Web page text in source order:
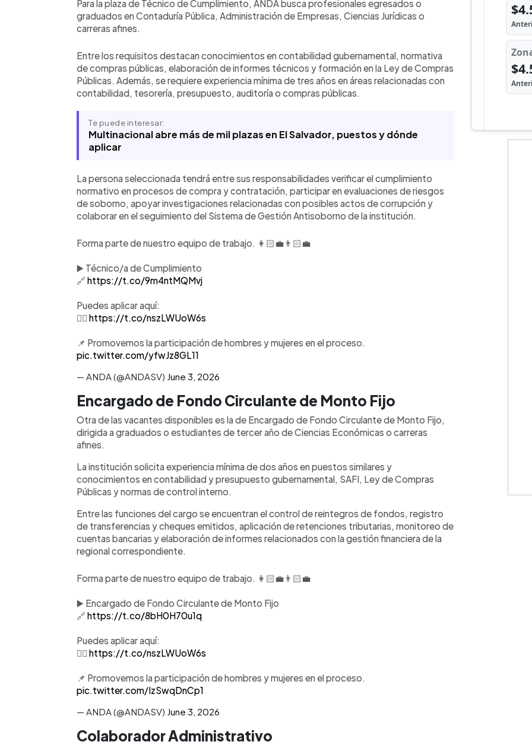
Para la plaza de Técnico de Cumplimiento, ANDA busca profesionales egresados o
graduados en Contaduría Pública, Administración de Empresas, Ciencias Jurídicas o
carreras afines.
Entre los requisitos destacan conocimientos en contabilidad gubernamental, normativa
de compras públicas, elaboración de informes técnicos y formación en la Ley de Compras
Públicas. Además, se requiere experiencia mínima de tres años en áreas relacionadas con
contabilidad, tesorería, presupuesto, auditoría o compras públicas.
Te puede interesar:
Multinacional abre más de mil plazas en El Salvador, puestos y dónde
aplicar
La persona seleccionada tendrá entre sus responsabilidades verificar el cumplimiento
normativo en procesos de compra y contratación, participar en evaluaciones de riesgos
de soborno, apoyar investigaciones relacionadas con posibles actos de corrupción y
colaborar en el seguimiento del Sistema de Gestión Antisoborno de la institución.
Forma parte de nuestro equipo de trabajo. 👩🏻‍💼👨🏻‍💼
▶️ Técnico/a de Cumplimiento
🔗https://t.co/9m4ntMQMvj
Puedes aplicar aquí:
👉🏽 https://t.co/nszLWUoW6s
📌 Promovemos la participación de hombres y mujeres en el proceso.
pic.twitter.com/yfwJz8GL11
— ANDA (@ANDASV) June 3, 2026
Encargado de Fondo Circulante de Monto Fijo
Otra de las vacantes disponibles es la de Encargado de Fondo Circulante de Monto Fijo,
dirigida a graduados o estudiantes de tercer año de Ciencias Económicas o carreras
afines.
La institución solicita experiencia mínima de dos años en puestos similares y
conocimientos en contabilidad y presupuesto gubernamental, SAFI, Ley de Compras
Públicas y normas de control interno.
Entre las funciones del cargo se encuentran el control de reintegros de fondos, registro
de transferencias y cheques emitidos, aplicación de retenciones tributarias, monitoreo de
cuentas bancarias y elaboración de informes relacionados con la gestión financiera de la
regional correspondiente.
Forma parte de nuestro equipo de trabajo. 👩🏻‍💼👨🏻‍💼
▶️ Encargado de Fondo Circulante de Monto Fijo
🔗https://t.co/8bH0H70u1q
Puedes aplicar aquí:
👉🏽 https://t.co/nszLWUoW6s
📌 Promovemos la participación de hombres y mujeres en el proceso.
pic.twitter.com/IzSwqDnCp1
— ANDA (@ANDASV) June 3, 2026
Colaborador Administrativo